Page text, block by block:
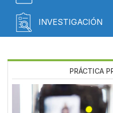
INVESTIGACIÓN
PRÁCTICA
Imagen